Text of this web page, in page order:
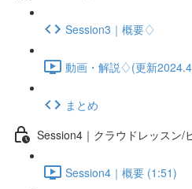
Session3｜概要♢
動画・解説♢(更新
まとめ
Session4｜クラウドレッスン/
Session4｜概要 (1:51)